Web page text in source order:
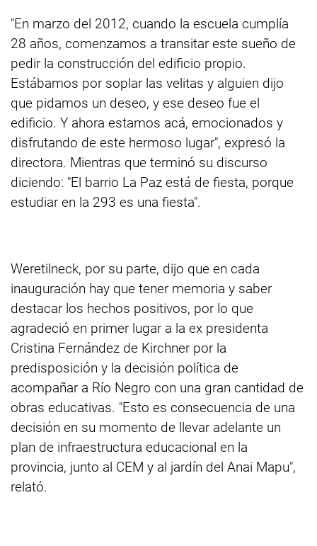
"En marzo del 2012, cuando la escuela cumplía
28 años, comenzamos a transitar este sueño de
pedir la construcción del edificio propio.
Estábamos por soplar las velitas y alguien dijo
que pidamos un deseo, y ese deseo fue el
edificio. Y ahora estamos acá, emocionados y
disfrutando de este hermoso lugar", expresó la
directora. Mientras que terminó su discurso
diciendo: "El barrio La Paz está de fiesta, porque
estudiar en la 293 es una fiesta".
Weretilneck, por su parte, dijo que en cada
inauguración hay que tener memoria y saber
destacar los hechos positivos, por lo que
agradeció en primer lugar a la ex presidenta
Cristina Fernández de Kirchner por la
predisposición y la decisión política de
acompañar a Río Negro con una gran cantidad de
obras educativas. "Esto es consecuencia de una
decisión en su momento de llevar adelante un
plan de infraestructura educacional en la
provincia, junto al CEM y al jardín del Anai Mapu",
relató.